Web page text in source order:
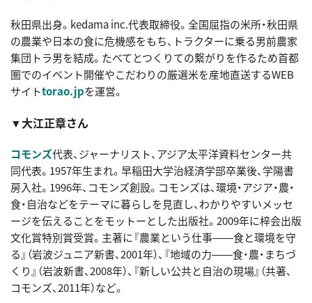
秋田県出身。kedama inc.代表取締役。全国屈指の米所・秋田県
の農業や日本の食に危機感をもち、トラクターに乗る男前農家
集団トラ男を結成。たべてとつくりての繋がりを作るため首都
圏でのイベント開催やこだわりの厳選米を産地直送するWEB
サイトtorao.jpを運営。
▼大江正章さん
コモンズ代表、ジャーナリスト、アジア太平洋資料センター共
同代表。1957年生まれ。早稲田大学治経済学部卒業後、学陽書
房入社。1996年、コモンズ創設。コモンズは、環境・アジア・農・
食・自治などをテーマに暮らしを見直し、わかりやすいメッセ
ージを伝えることをモットーとした出版社。2009年に梓会出版
文化賞特別賞受賞。主著に『農業という仕事――食と環境を守
る』（岩波ジュニア新書、2001年）、『地域の力――食・農・まちづ
くり』（岩波新書、2008年）、『新しい公共と自治の現場』（共著、
コモンズ、2011年）など。